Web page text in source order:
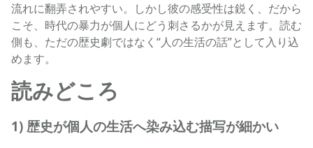
流れに翻弄されやすい。しかし彼の感受性は鋭く、だから
こそ、時代の暴力が個人にどう刺さるかが見えます。読む
側も、ただの歴史劇ではなく“人の生活の話”として入り込
めます。
読みどころ
1) 歴史が個人の生活へ染み込む描写が細かい